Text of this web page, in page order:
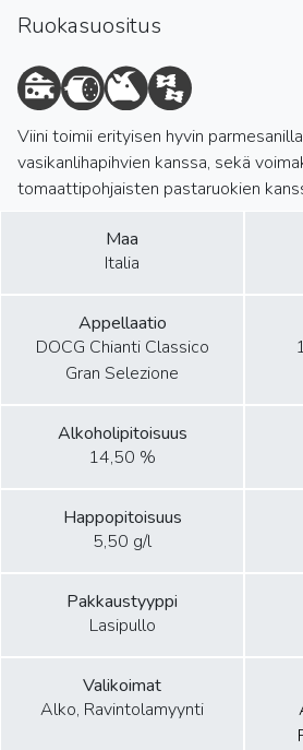
Ruokasuositus
Viini toimii erityisen hyvin
vasikanlihapihvien kanssa, sekä
tomaattipohjaisten pastaruokien
Maa
Italia
Appellaatio
DOCG Chianti Classico
Gran Selezione
Alkoholipitoisuus
14,50 %
Happopitoisuus
5,50 g/l
Pakkaustyyppi
Lasipullo
Valikoimat
Alko, Ravintolamyynti